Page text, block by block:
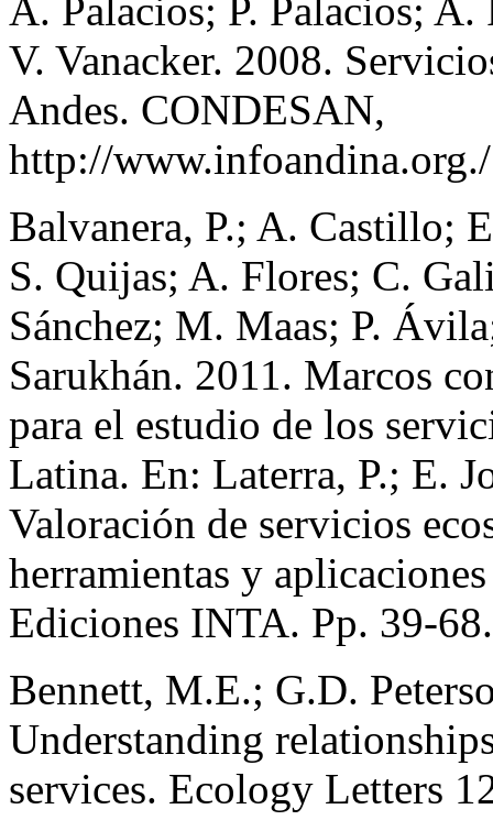
A. Palacios; P. Palacios;
V. Vanacker. 2008.
Andes. CONDESAN,
http://
Balvanera, P.; A. Castillo;
S. Quijas; A. Flores; C.
Sánchez; M. Maas; P.
Sarukhán. 2011. Marcos
para el estudio de los
Latina. En: Laterra, P.; E.
Valoración de servicios
herramientas y
Ediciones INTA. Pp. 39-68.
Bennett, M.E.; G.D.
Understanding
services. Ecology Letters